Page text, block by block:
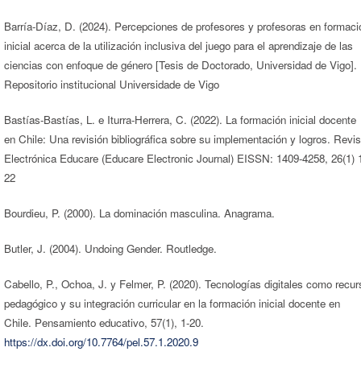
Barría-Díaz, D. (2024). Percepciones de profesores y profesoras en
inicial acerca de la utilización inclusiva del juego para el aprendizaje de las
ciencias con enfoque de género [Tesis de Doctorado, Universidad de Vigo].
Repositorio institucional Universidade de Vigo
Bastías-Bastías, L. e Iturra-Herrera, C. (2022). La formación inicial docente
en Chile: Una revisión bibliográfica sobre su implementación y logros.
Electrónica Educare (Educare Electronic Journal) EISSN: 1409-4258, 26(1)
22
Bourdieu, P. (2000). La dominación masculina. Anagrama.
Butler, J. (2004). Undoing Gender. Routledge.
Cabello, P., Ochoa, J. y Felmer, P. (2020). Tecnologías digitales como
pedagógico y su integración curricular en la formación inicial docente en
Chile. Pensamiento educativo, 57(1), 1-20.
https://dx.doi.org/10.7764/pel.57.1.2020.9